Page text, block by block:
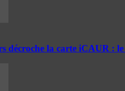
décroche la carte iCAUR :